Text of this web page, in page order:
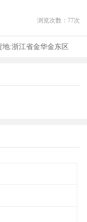
浏览次数： 77次
地:浙江省金华金东区